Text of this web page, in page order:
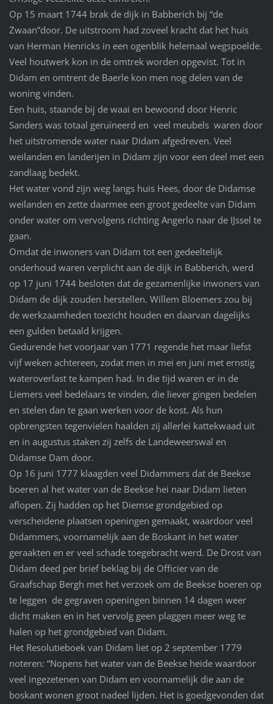
Op 15 maart 1744 brak de dijk in Babberich bij “de
Zwaan”door. De uitstroom had zoveel kracht dat het huis
van Herman Henricks in een ogenblik helemaal wegspoelde.
Veel houtwerk kon in de omtrek worden opgevist. Tot in
Didam en omtrent de Baerle kon men nog delen van de
woning vinden.
Een huis, staande bij de waai en bewoond door Henric
Sanders was totaal geruïneerd en veel meubels waren door
het uitstromende water naar Didam afgedreven. Veel
weilanden en landerijen in Didam zijn voor een deel met een
zandlaag bedekt.
Het water vond zijn weg langs huis Hees, door de Didamse
weilanden en zette daarmee een groot gedeelte van Didam
onder water om vervolgens richting Angerlo naar de IJssel te
gaan.
Omdat de inwoners van Didam tot een gedeeltelijk
onderhoud waren verplicht aan de dijk in Babberich, werd
op 17 juni 1744 besloten dat de gezamenlijke inwoners van
Didam de dijk zouden herstellen. Willem Bloemers zou bij
de werkzaamheden toezicht houden en daarvan dagelijks
een gulden betaald krijgen.
Gedurende het voorjaar van 1771 regende het maar liefst
vijf weken achtereen, zodat men in mei en juni met ernstig
wateroverlast te kampen had. In die tijd waren er in de
Liemers veel bedelaars te vinden, die liever gingen bedelen
en stelen dan te gaan werken voor de kost. Als hun
opbrengsten tegenvielen haalden zij allerlei kattekwaad uit
en in augustus staken zij zelfs de Landeweerswal en
Didamse Dam door.
Op 16 juni 1777 klaagden veel Didammers dat de Beekse
boeren al het water van de Beekse hei naar Didam lieten
aflopen. Zij hadden op het Diemse grondgebied op
verscheidene plaatsen openingen gemaakt, waardoor veel
Didammers, voornamelijk aan de Boskant in het water
geraakten en er veel schade toegebracht werd. De Drost van
Didam deed per brief beklag bij de Officier van de
Graafschap Bergh met het verzoek om de Beekse boeren op
te leggen de gegraven openingen binnen 14 dagen weer
dicht maken en in het vervolg geen plaggen meer weg te
halen op het grondgebied van Didam.
Het Resolutieboek van Didam liet op 2 september 1779
noteren: “Nopens het water van de Beekse heide waardoor
veel ingezetenen van Didam en voornamelijk die aan de
boskant wonen groot nadeel lijden. Het is goedgevonden dat